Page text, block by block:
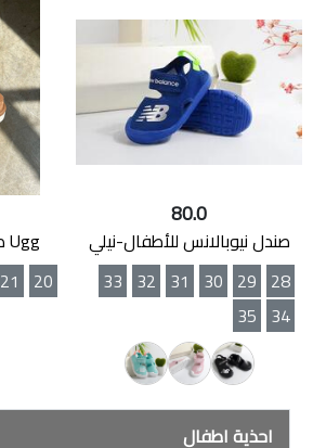
80.0
صندل نيوبالانس للأطفال-نيلي
28
29
30
31
32
33
34
35
Ugg صندل أطفال -عسلي
20
21
احذية اطفال